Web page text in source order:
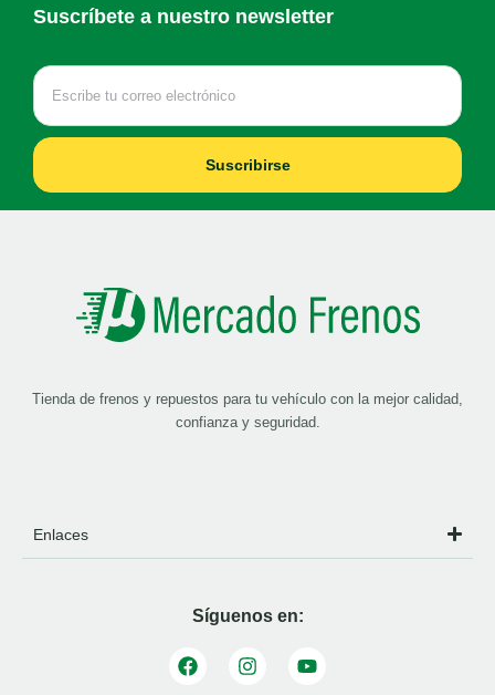
Suscríbete a nuestro newsletter
Suscribirse
Tienda de frenos y repuestos para tu vehículo con la mejor calidad,
confianza y seguridad.
Enlaces
Síguenos en: